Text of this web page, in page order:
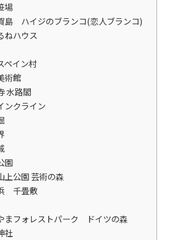
場
島 ハイジのブランコ(恋人ブランコ)
ねハウス
ペイン村
術館
水路閣
ンクライン
園
上公園 芸術の森
千畳敷
まフォレストパーク ドイツの森
社